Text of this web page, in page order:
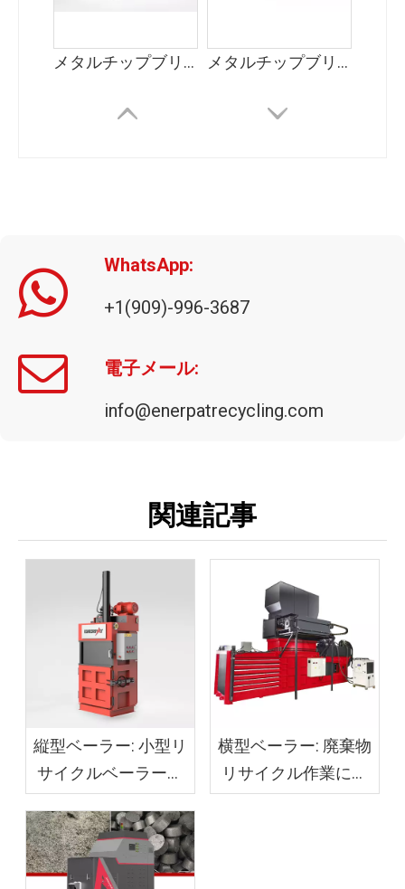
メタルチップブリケッター（BM-S） メタルチップブリケッター（単出力）
WhatsApp:
+1(909)-996-3687
電子メール:
info@enerpatrecycling.com
関連記事
縦型ベーラー: 小型リ
サイクルベーラーの
コストはいくらです
か
横型ベーラー: 廃棄物
リサイクル作業にお
ける主な利点